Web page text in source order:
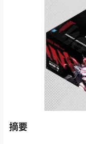
摘要